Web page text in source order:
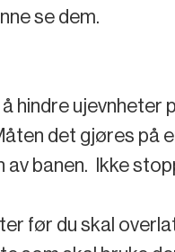
se dem.
hindre ujevnheter
det gjøres
banen. Ikke
før du skal